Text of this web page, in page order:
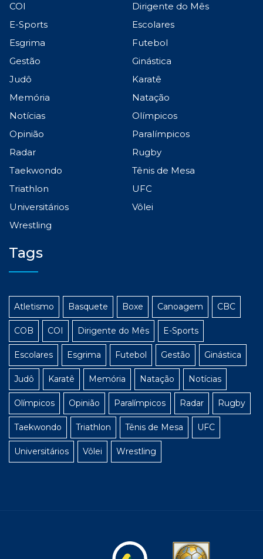
COI
Dirigente do Mês
E-Sports
Escolares
Esgrima
Futebol
Gestão
Ginástica
Judô
Karatê
Memória
Natação
Notícias
Olímpicos
Opinião
Paralímpicos
Radar
Rugby
Taekwondo
Tênis de Mesa
Triathlon
UFC
Universitários
Vôlei
Wrestling
Tags
Atletismo Basquete Boxe Canoagem CBC
COB COI Dirigente do Mês E-Sports
Escolares Esgrima Futebol Gestão Ginástica
Judô Karatê Memória Natação Notícias
Olímpicos Opinião Paralímpicos Radar Rugby
Taekwondo Triathlon Tênis de Mesa UFC
Universitários Vôlei Wrestling